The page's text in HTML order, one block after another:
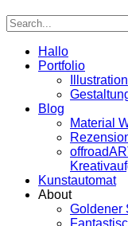
Hallo
Portfolio
Illustration
Blog
Material
Kunstautomat
About
Goldener